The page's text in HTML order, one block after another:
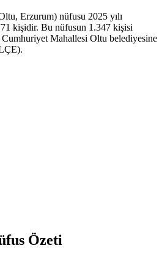
Erzurum) nüfusu 2025 yılı
kişidir. Bu nüfusun 1.347 kişisi
Cumhuriyet Mahallesi Oltu belediyesine
Özeti